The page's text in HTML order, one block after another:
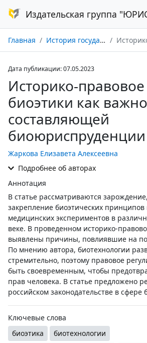
Издательская группа
Главная История государства и права № 05/2023 Историко-правовое развитие биоэтики как
Дата публикации: 07.05.2023
Историко-
биоэтики как
составляющей
биоюриспруденции
Жаркова Елизавета Алексеевна
Подробнее об авторах
Аннотация
В статье рассматриваются
закрепление биоэтических
медицинских экспериментов в
веке. В проведенном историко-
выявлены причины, повлиявшие на
По мнению автора, биотехнологии
стремительно, поэтому правовое
быть своевременным, чтобы
прав человека. В статье предложено
российском законодательстве в сфере
Ключевые слова
биоэтика
биотехнологии